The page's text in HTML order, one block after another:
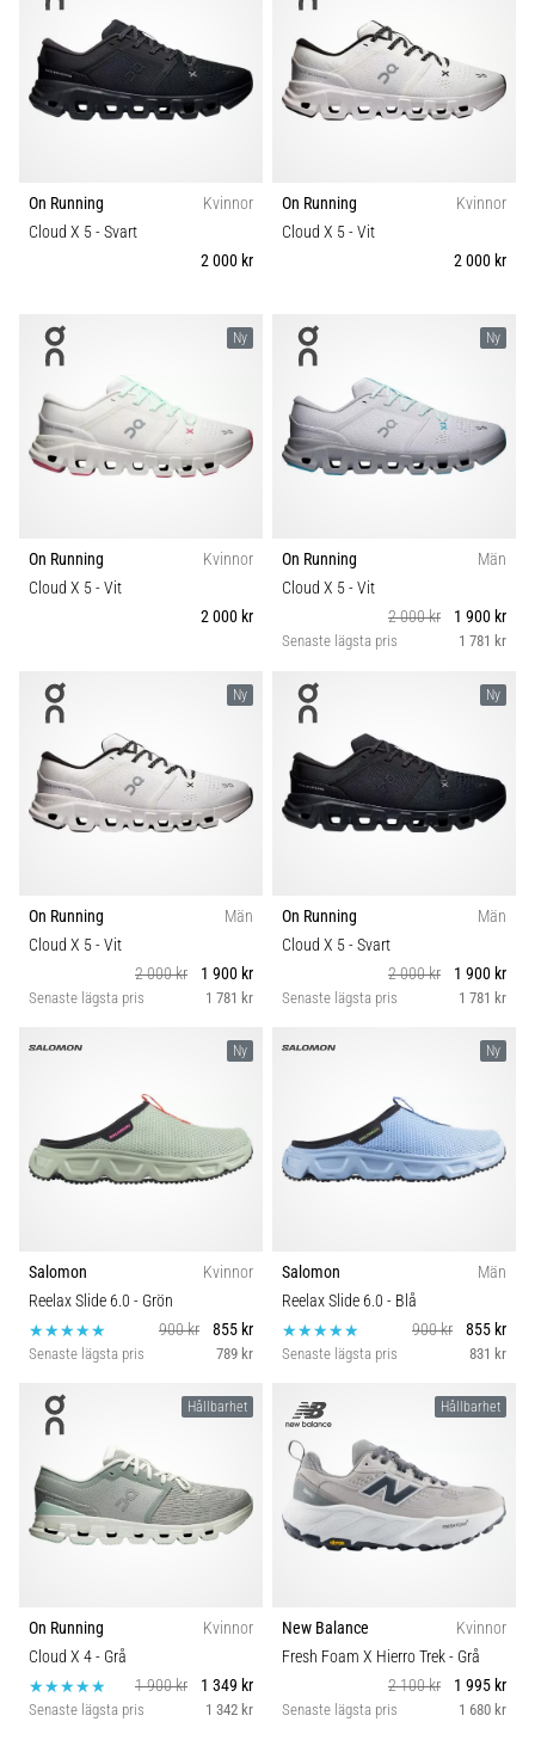
och
efter
löpning
Knäsmärta
löpare
minst
livet,
oavsett
är
amatör
de
5. 8. 2026
8 min. läsning
Plantar
fasciit:
behandling
du
hälsmärta
löpning?
En
orsakerna
är
plantar
fasciit.
beror
det…
Visa
alla
Pris
Modell
Säsong
Skobredd
Carbon 1
On Running
Kvinnor
Cloud X 5- Svart
2 000 kr
On Running
Kvinnor
Cloud X 5- Vit
2 000 kr
Ny
On Running
Kvinnor
Cloud X 5- Vit
2 000 kr
Ny
On Running
Män
Cloud X 5- Vit
2 000 kr
1 900 kr
Senaste lägsta pris 1 781 kr
Ny
On Running
Män
Cloud X 5- Vit
2 000 kr
1 900 kr
Senaste lägsta pris 1 781 kr
Ny
On Running
Män
Cloud X 5- Svart
2 000 kr
1 900 kr
Senaste lägsta pris 1 781 kr
Ny
Salomon
Kvinnor
Reelax Slide 6.0 - Grön
900 kr
855 kr
Senaste lägsta pris 789 kr
Ny
Salomon
Män
Reelax Slide 6.0 - Blå
900 kr
855 kr
Senaste lägsta pris 831 kr
Hållbarhet
On Running
Kvinnor
Cloud X 4- Grå
1 900 kr
1 349 kr
Senaste lägsta pris 1 342 kr
Hållbarhet
New Balance
Kvinnor
Fresh Foam X Hierro Trek- Grå
2 100 kr
1 995 kr
Senaste lägsta pris 1 680 kr